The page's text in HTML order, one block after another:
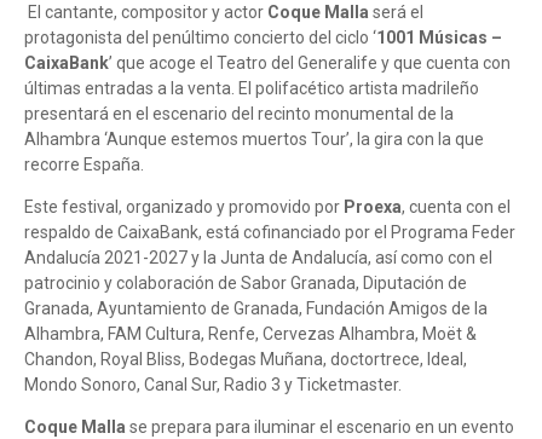
El cantante, compositor y actor Coque Malla será el
protagonista del penúltimo concierto del ciclo ‘1001 Músicas –
CaixaBank’ que acoge el Teatro del Generalife y que cuenta con
últimas entradas a la venta. El polifacético artista madrileño
presentará en el escenario del recinto monumental de la
Alhambra ‘Aunque estemos muertos Tour’, la gira con la que
recorre España.
Este festival, organizado y promovido por Proexa, cuenta con el
respaldo de CaixaBank, está cofinanciado por el Programa Feder
Andalucía 2021-2027 y la Junta de Andalucía, así como con el
patrocinio y colaboración de Sabor Granada, Diputación de
Granada, Ayuntamiento de Granada, Fundación Amigos de la
Alhambra, FAM Cultura, Renfe, Cervezas Alhambra, Moët &
Chandon, Royal Bliss, Bodegas Muñana, doctortrece, Ideal,
Mondo Sonoro, Canal Sur, Radio 3 y Ticketmaster.
Coque Malla se prepara para iluminar el escenario en un evento